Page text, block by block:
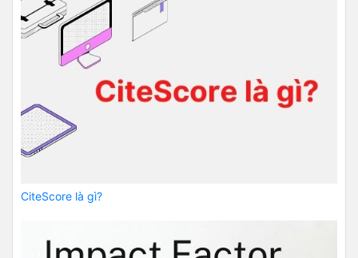
CiteScore là gì?